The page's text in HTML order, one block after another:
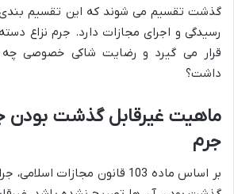
گذشت تقسیم می شوند که این تقسیم بندی
رسیدگی و اجرای مجازات دارد. جرم نزاع
قرار می گیرد و رضایت شاکی خصوصی چه
داشت؟
ماهیت غیرقابل گذشت بودن
جرم
بر اساس ماده 103 قانون مجازات